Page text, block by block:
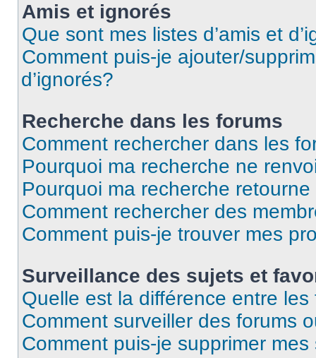
Amis et ignorés
Que sont mes listes d’amis et
Comment puis-je ajouter/
d’ignorés?
Recherche dans les forums
Comment rechercher dans les
Pourquoi ma recherche ne
Pourquoi ma recherche
Comment rechercher des
Comment puis-je trouver mes
Surveillance des sujets et
Quelle est la différence entre
Comment surveiller des forums
Comment puis-je supprimer